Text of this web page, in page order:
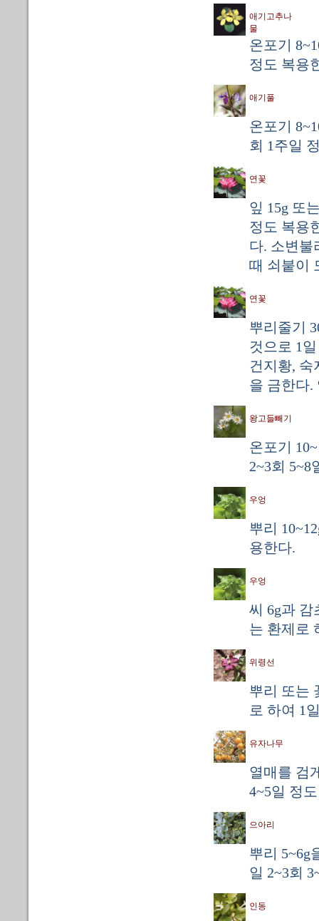
애기고추나
물
온포기
정도 복용
애기풀
온포기
회 1주일
연꽃
잎 15g 또
정도 복용
다. 소변불
때 쇠붙이
연꽃
뿌리줄기
것으로 1
건지황, 숙
을 금한다.
왕고들빼기
온포기
2~3회 5~8
우엉
뿌리
용한다.
우엉
씨 6g과 감
는 환제로
위령선
뿌리 또는
로 하여 1
유자나무
열매를 검
4~5일 정
으아리
뿌리 5~6g
일 2~3회
인동